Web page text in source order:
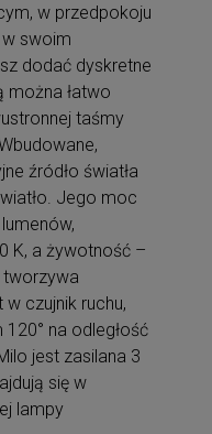
w przedpokoju
swoim
dodać dyskretne
można łatwo
taśmy
źródło światła
Jego moc
K, a żywotność –
tworzywa
czujnik ruchu,
na odległość
jest zasilana 3
się w
lampy